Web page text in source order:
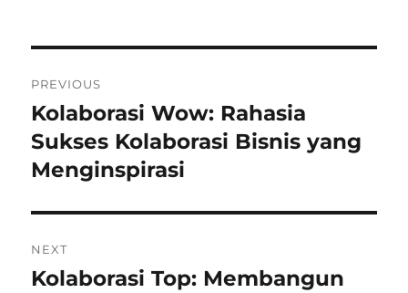
navigation
PREVIOUS
Previous
post:
Kolaborasi Wow: Rahasia
Sukses Kolaborasi Bisnis yang
Menginspirasi
NEXT
Next
Kolaborasi Top: Membangun